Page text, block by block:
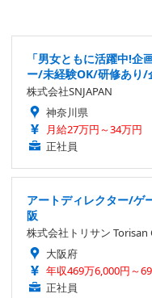
「男女ともに活躍中!
ー/未経験OK/研修あり/
株式会社SNJAPAN
神奈川県
月給27万円～34万円
正社員
アートディレクター/ゲ
阪
株式会社トリサン Torisan
大阪府
年収469万6,000円～
正社員